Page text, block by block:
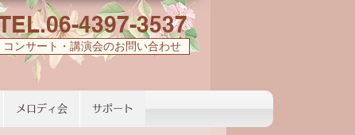
4397-3537
コンサート・講演会のお問い合わせ
メロディ会 サポート